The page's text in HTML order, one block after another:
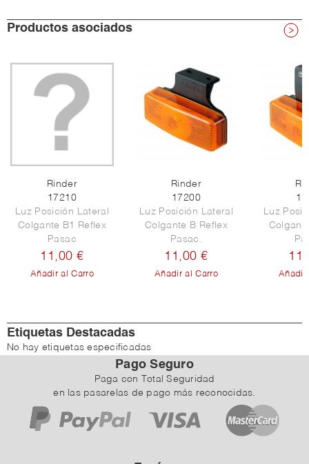
Productos asociados
Rinder
17210
Luz Posición Lateral
Colgante B1 Reflex
Pasac
11,00 €
Añadir al Carro
Rinder
17200
Luz Posición Lateral
Colgante B Reflex
Pasac.
11,00 €
Añadir al Carro
Luz
Añadir
Etiquetas Destacadas
No hay etiquetas especificadas
Pago Seguro
Paga con Total Seguridad
en las pasarelas de pago más reconocidas.